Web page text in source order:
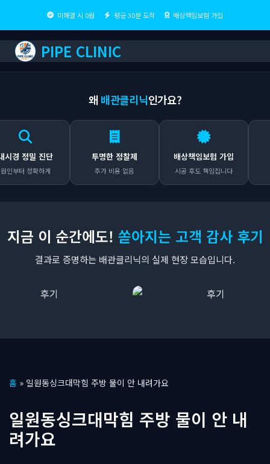
미해결 시 0원 평균 30분 도착 배상책임보험 가입
PIPE CLINIC
왜 배관클리닉인가요?
밀 진단
확하게
투명한 정찰제
추가 비용 없음
배상책임보험 가입
시공 후도 책임집니다
지금 이 순간에도! 쏟아지는 고객 감사 후기
결과로 증명하는 배관클리닉의 실제 현장 모습입니다.
텐
로
건
홈 » 일원동싱크대막힘 주방 물이 안 내려가요
일원동싱크대막힘 주방 물이 안 내
려가요